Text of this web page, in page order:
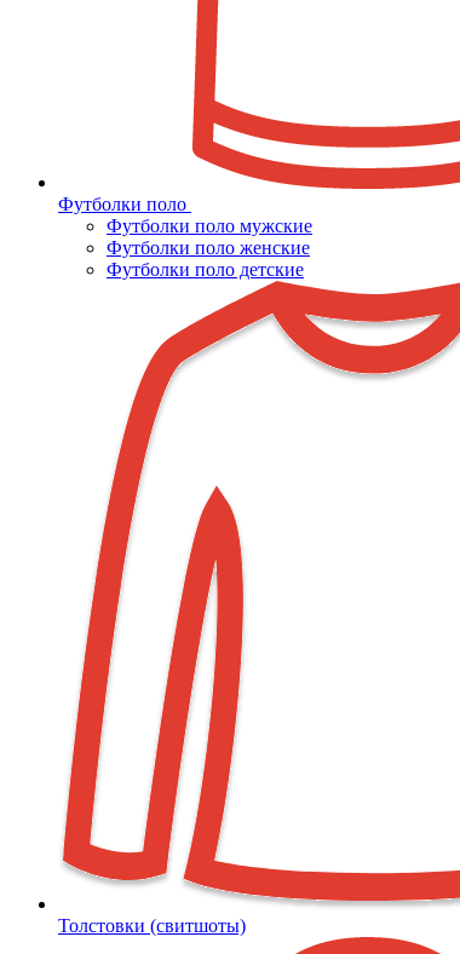
Футболки поло
Футболки поло мужские
Футболки поло женские
Футболки поло детские
Толстовки (свитшоты)